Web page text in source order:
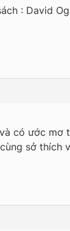
: David
có ước mơ
sở thích